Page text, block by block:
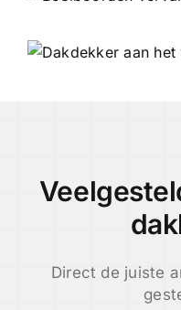
Direct de juiste